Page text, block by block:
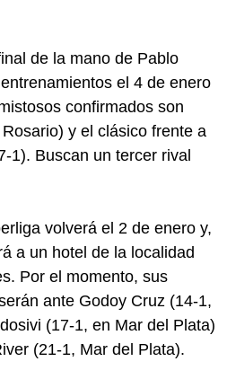
de la mano de Pablo
el 4 de enero
confirmados son
y el clásico frente a
1). Buscan un tercer rival
volverá el 2 de enero y,
a un hotel de la localidad
Por el momento, sus
ante Godoy Cruz (14-1,
(17-1, en Mar del Plata)
(21-1, Mar del Plata).